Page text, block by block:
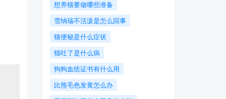
想养猫要做哪些准备
​雪纳瑞不活泼是怎么回事
猫便秘是什么症状
猫吐了是什么病
狗狗血统证书有什么用
比熊毛色发黄怎么办